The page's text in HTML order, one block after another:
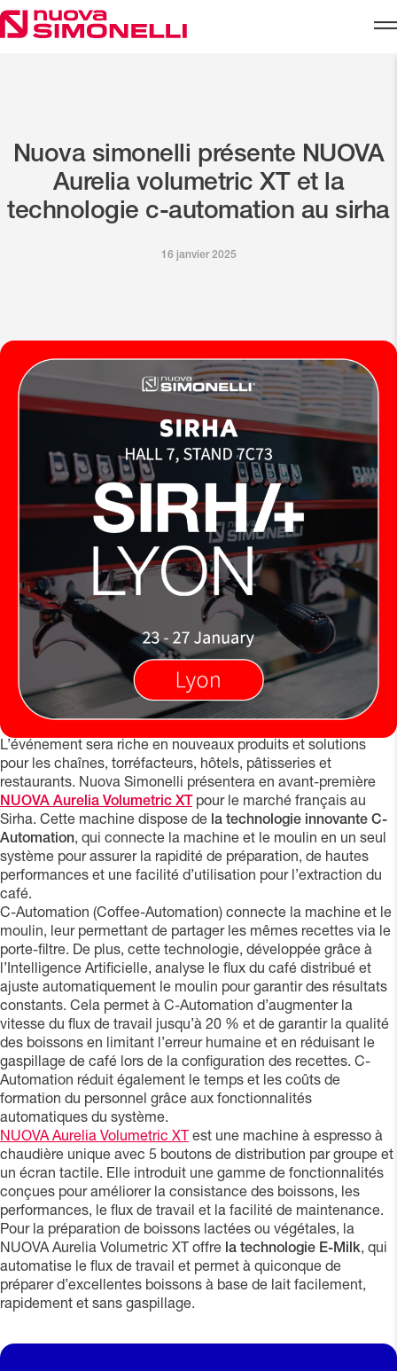
Skip to content
Nuova simonelli présente NUOVA
Aurelia volumetric XT et la
technologie c-automation au sirha
16 janvier 2025
L’événement sera riche en nouveaux produits et solutions
pour les chaînes, torréfacteurs, hôtels, pâtisseries et
restaurants. Nuova Simonelli présentera en avant-première
NUOVA Aurelia Volumetric XT pour le marché français au
Sirha. Cette machine dispose de la technologie innovante C-
Automation, qui connecte la machine et le moulin en un seul
système pour assurer la rapidité de préparation, de hautes
performances et une facilité d’utilisation pour l’extraction du
café.
C-Automation (Coffee-Automation) connecte la machine et le
moulin, leur permettant de partager les mêmes recettes via le
porte-filtre. De plus, cette technologie, développée grâce à
l’Intelligence Artificielle, analyse le flux du café distribué et
ajuste automatiquement le moulin pour garantir des résultats
constants. Cela permet à C-Automation d’augmenter la
vitesse du flux de travail jusqu’à 20 % et de garantir la qualité
des boissons en limitant l’erreur humaine et en réduisant le
gaspillage de café lors de la configuration des recettes. C-
Automation réduit également le temps et les coûts de
formation du personnel grâce aux fonctionnalités
automatiques du système.
NUOVA Aurelia Volumetric XT est une machine à espresso à
chaudière unique avec 5 boutons de distribution par groupe et
un écran tactile. Elle introduit une gamme de fonctionnalités
conçues pour améliorer la consistance des boissons, les
performances, le flux de travail et la facilité de maintenance.
Pour la préparation de boissons lactées ou végétales, la
NUOVA Aurelia Volumetric XT offre la technologie E-Milk, qui
automatise le flux de travail et permet à quiconque de
préparer d’excellentes boissons à base de lait facilement,
rapidement et sans gaspillage.